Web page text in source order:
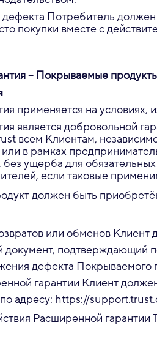
дефекта Потребитель должен
покупки вместе с
– Покрываемые
применяется на условиях,
является добровольной
всем Клиентам,
в рамках
без ущерба для
если таковые
должен быть
или обменов Клиент
документ, подтверждающий
дефекта Покрываемого
гарантии Клиент
адресу: https://
Расширенной гарантии